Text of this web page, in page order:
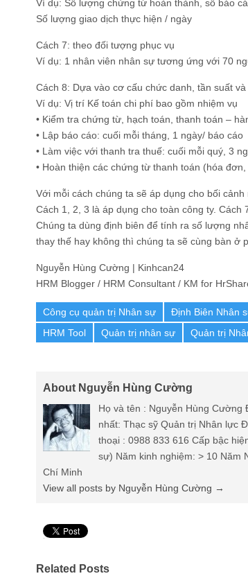
Ví dụ: Số lượng chứng từ hoàn thành, số báo
Số lượng giao dịch thực hiện / ngày
Cách 7: theo đối tượng phục vụ
Ví dụ: 1 nhân viên nhân sự tương ứng với 70
Cách 8: Dựa vào cơ cấu chức danh, tần suất
Ví dụ: Vị trí Kế toán chi phí bao gồm nhiệm vụ
• Kiểm tra chứng từ, hạch toán, thanh toán –
• Lập báo cáo: cuối mỗi tháng, 1 ngày/ báo cáo
• Làm việc với thanh tra thuế: cuối mỗi quý, 3
• Hoàn thiện các chứng từ thanh toán (hóa
Với mỗi cách chúng ta sẽ áp dụng cho bối
Cách 1, 2, 3 là áp dụng cho toàn công ty.
Chúng ta dùng định biên để tính ra số lượng
thay thế hay không thì chúng ta sẽ cùng bàn ở
Nguyễn Hùng Cường | Kinhcan24
HRM Blogger / HRM Consultant / KM for
Công cụ quản trị Nhân sự Định Biên Nhân
HRM Tool
Quản trị nhân sự Quản trị
About Nguyễn Hùng Cường
Họ và tên : Nguyễn Hùng Cường
nhất: Thạc sỹ Quản trị Nhân lực
thoại : 0988 833 616 Cấp bậc
sự) Năm kinh nghiệm: > 10 Năm
Chí Minh
View all posts by Nguyễn Hùng Cường →
Related Posts